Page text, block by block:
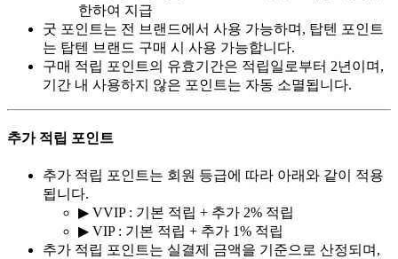
한하여 지급
굿 포인트는 전 브랜드에서 사용 가능하며, 탑텐 포인트
는 탑텐 브랜드 구매 시 사용 가능합니다.
구매 적립 포인트의 유효기간은 적립일로부터 2년이며,
기간 내 사용하지 않은 포인트는 자동 소멸됩니다.
추가 적립 포인트
추가 적립 포인트는 회원 등급에 따라 아래와 같이 적용
됩니다.
▶ VVIP : 기본 적립 + 추가 2% 적립
▶ VIP : 기본 적립 + 추가 1% 적립
추가 적립 포인트는 실결제 금액을 기준으로 산정되며,